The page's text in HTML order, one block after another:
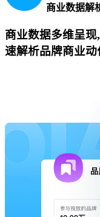
商业数据解
商业数据多维呈
速解析品牌商业动